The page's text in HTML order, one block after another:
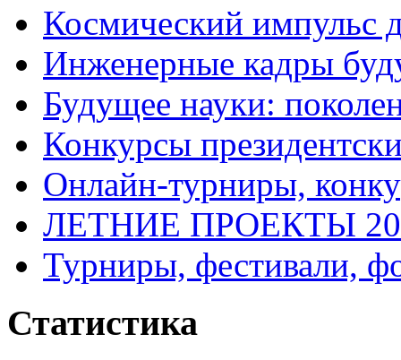
Космический импульс
Инженерные кадры
Будущее науки:
Конкурсы
Онлайн-турниры,
ЛЕТНИЕ ПРОЕКТЫ
Турниры, фестивали,
Статистика